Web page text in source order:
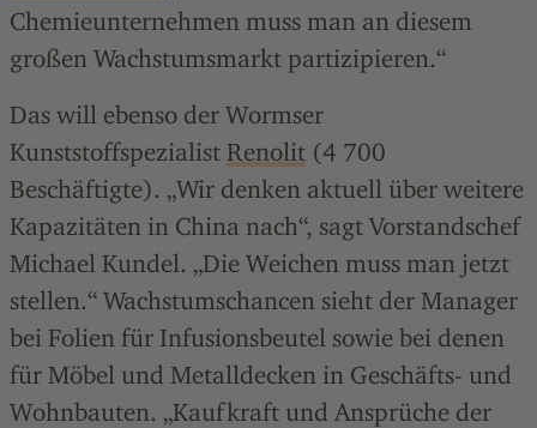
Chemieunternehmen muss man an diesem
großen Wachstumsmarkt partizipieren.“
Das will ebenso der Wormser
Kunststoffspezialist Renolit (4 700
Beschäftigte). „Wir denken aktuell über weitere
Kapazitäten in China nach“, sagt Vorstandschef
Michael Kundel. „Die Weichen muss man jetzt
stellen.“ Wachstumschancen sieht der Manager
bei Folien für Infusionsbeutel sowie bei denen
für Möbel und Metalldecken in Geschäfts- und
Wohnbauten. „Kaufkraft und Ansprüche der